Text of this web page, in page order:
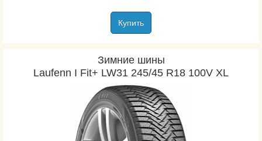
Купить
Зимние шины
Laufenn I Fit+ LW31 245/45 R18 100V XL